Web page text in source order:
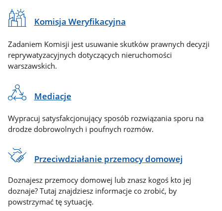
Komisja Weryfikacyjna
Zadaniem Komisji jest usuwanie skutków prawnych decyzji
reprywatyzacyjnych dotyczących nieruchomości
warszawskich.
Mediacje
Wypracuj satysfakcjonujący sposób rozwiązania sporu na
drodze dobrowolnych i poufnych rozmów.
Przeciwdziałanie przemocy domowej
Doznajesz przemocy domowej lub znasz kogoś kto jej
doznaje? Tutaj znajdziesz informacje co zrobić, by
powstrzymać tę sytuację.